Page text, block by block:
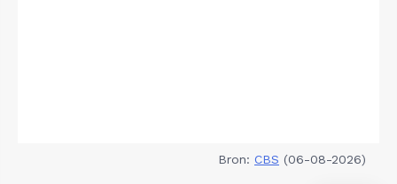
Bron: CBS (06-08-2026)